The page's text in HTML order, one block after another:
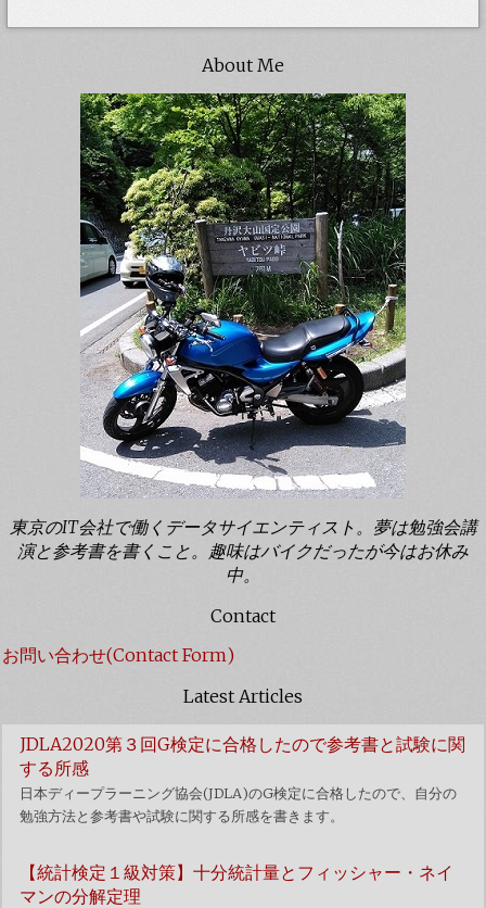
About Me
東京のIT会社で働くデータサイエンティスト。夢は勉強会講
演と参考書を書くこと。趣味はバイクだったが今はお休み
中。
Contact
お問い合わせ(Contact Form)
Latest Articles
JDLA2020第３回G検定に合格したので参考書と試験に関
する所感
日本ディープラーニング協会(JDLA)のG検定に合格したので、自分の
勉強方法と参考書や試験に関する所感を書きます。
【統計検定１級対策】十分統計量とフィッシャー・ネイ
マンの分解定理